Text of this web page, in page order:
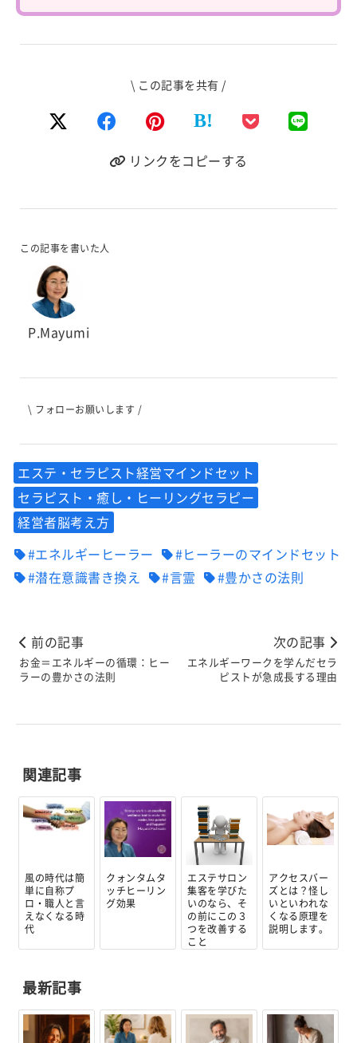
\ この記事を共有 /
B!
リンクをコピーする
この記事を書いた人
P.Mayumi
\ フォローお願いします /
エステ・セラピスト経営マインドセット
セラピスト・癒し・ヒーリングセラピー
経営者脳考え方
#エネルギーヒーラー
#ヒーラーのマインドセット
#潜在意識書き換え
#言霊 #豊かさの法則
前の記事
お金＝エネルギーの循環：ヒー
ラーの豊かさの法則
次の記事
エネルギーワークを学んだセラ
ピストが急成長する理由
関連記事
風の時代は簡
単に自称プ
ロ・職人と言
えなくなる時
代
クォンタムタ
ッチヒーリン
グ効果
エステサロン
集客を学びた
いのなら、そ
の前にこの３
つを改善する
こと
アクセスバー
ズとは？怪し
いといわれな
くなる原理を
説明します。
最新記事